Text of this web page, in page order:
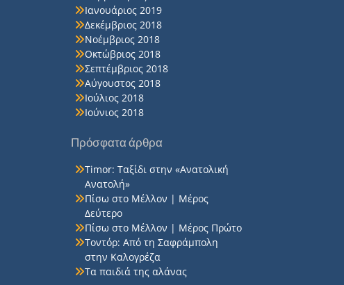
Ιανουάριος 2019
Δεκέμβριος 2018
Νοέμβριος 2018
Οκτώβριος 2018
Σεπτέμβριος 2018
Αύγουστος 2018
Ιούλιος 2018
Ιούνιος 2018
Πρόσφατα άρθρα
Timor: Ταξίδι στην «Ανατολική
Ανατολή»
Πίσω στο Μέλλον | Μέρος
Δεύτερο
Πίσω στο Μέλλον | Μέρος Πρώτο
Τοντόρ: Από τη Σαφράμπολη
στην Καλογρέζα
Τα παιδιά της αλάνας